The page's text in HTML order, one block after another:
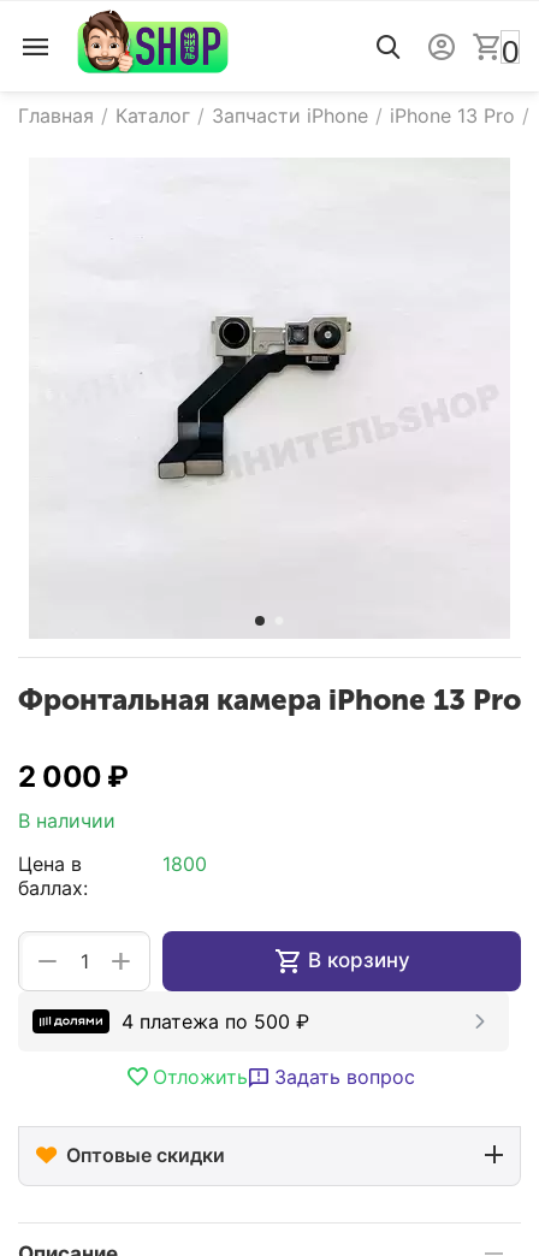
0
Главная / Каталог / Запчасти iPhone / iPhone 13 Pro /
Фронтальная камера iPhone 13 Pro
2 000 ₽
В наличии
Цена в
баллах:
1800
+
− В корзину
4 платежа по 500 ₽
Отложить Задать вопрос
Оптовые скидки